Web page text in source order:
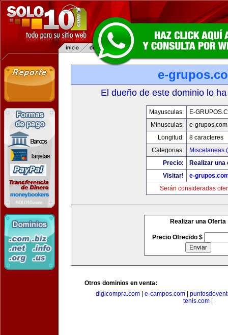
e-
El dueño de este dominio lo
Mayusculas:
E-
Minusculas:
e-grupos.com
Longitud:
8 caracteres
Categorias:
Miscelaneas
Precio:
Realizar una
Visitar!
e-
Serán consideradas
Realizar una Oferta
Precio Ofrecido $
Otros dominios en venta:
digicompra.com
e-campos.com
tenis.com